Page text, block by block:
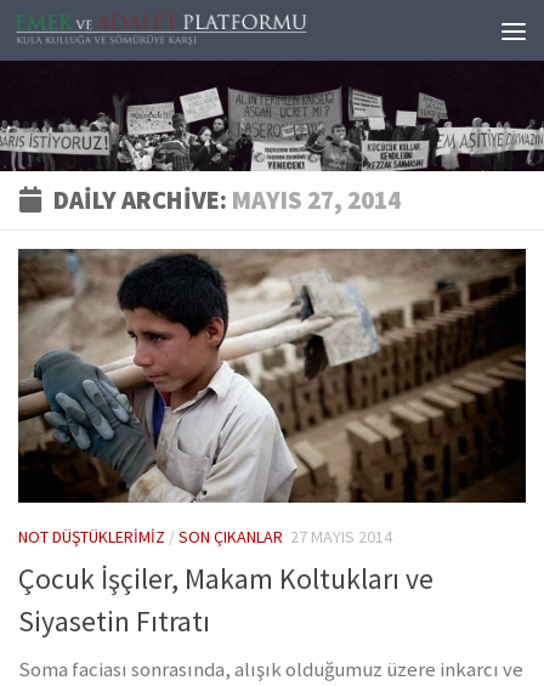
Skip to content
DAILY ARCHIVE: MAYIS 27, 2014
NOT DÜŞTÜKLERIMIZ /SON ÇIKANLAR 27 MAYIS 2014
Çocuk İşçiler, Makam Koltukları ve
Siyasetin Fıtratı
Soma faciası sonrasında, alışık olduğumuz üzere inkarcı ve